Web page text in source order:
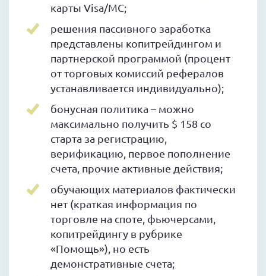
карты Visa/MC;
решения пассивного заработка
представлены копитрейдингом и
партнерской программой (процент
от торговых комиссий рефералов
устанавливается индивидуально);
бонусная политика – можно
максимально получить $ 158 со
старта за регистрацию,
верификацию, первое пополнение
счета, прочие активные действия;
обучающих материалов фактически
нет (краткая информация по
торговле на споте, фьючерсами,
копитрейдингу в рубрике
«Помощь»), но есть
демонстративные счета;